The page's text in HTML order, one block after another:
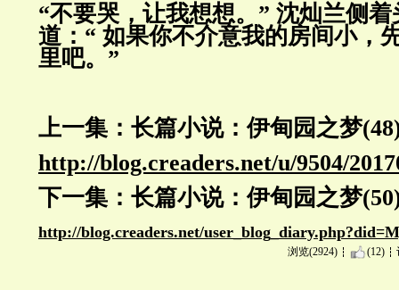
“不要哭，让我想想。” 沈灿兰侧
道：“ 如果你不介意我的房间小，
里吧。”
上一集：长篇小说：伊甸园之梦
http://blog.creaders.net/u/9504/
下一集：长篇小说：伊甸园之梦
http://blog.creaders.net/
浏览(2924) (12)